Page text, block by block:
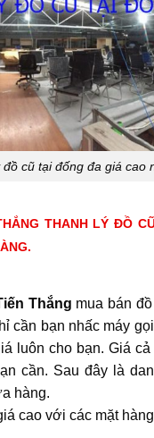
đồ cũ tại đống đa giá cao
THANH LÝ ĐỒ
Thắng mua bán
cần bạn nhấc máy
luôn cho bạn. Giá
cần. Sau đây là
hàng.
cao với các mặt hàng